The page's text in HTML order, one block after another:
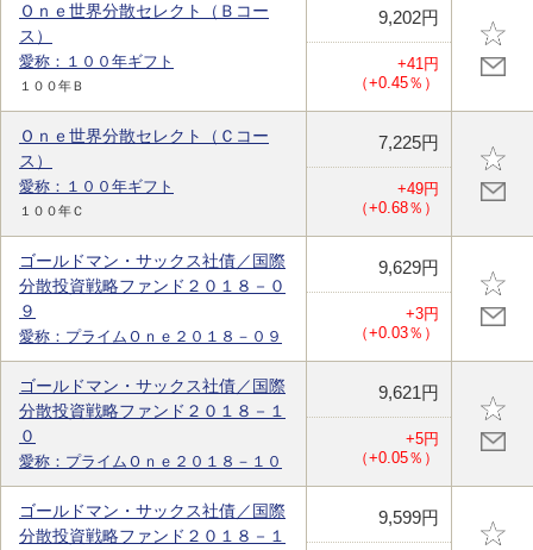
Ｏｎｅ世界分散セレクト（Ｂコー
ス）
愛称：１００年ギフト
１００年Ｂ
9,202円
+41円
（+0.45％）
Ｏｎｅ世界分散セレクト（Ｃコー
ス）
愛称：１００年ギフト
１００年Ｃ
7,225円
+49円
（+0.68％）
ゴールドマン・サックス社債／国際
分散投資戦略ファンド２０１８－０
９
愛称：プライムＯｎｅ２０１８－０９
9,629円
+3円
（+0.03％）
ゴールドマン・サックス社債／国際
分散投資戦略ファンド２０１８－１
０
愛称：プライムＯｎｅ２０１８－１０
9,621円
+5円
（+0.05％）
ゴールドマン・サックス社債／国際
分散投資戦略ファンド２０１８－１
9,599円